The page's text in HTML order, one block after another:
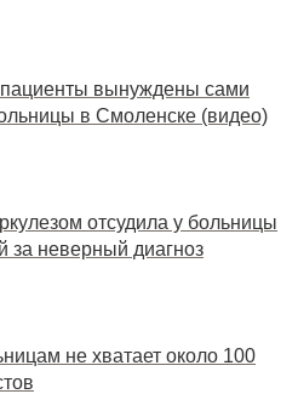
вынуждены сами
в Смоленске (видео)
отсудила у больницы
за неверный диагноз
не хватает около 100